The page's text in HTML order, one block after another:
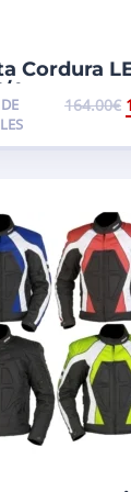
Cordura
4
164.00€